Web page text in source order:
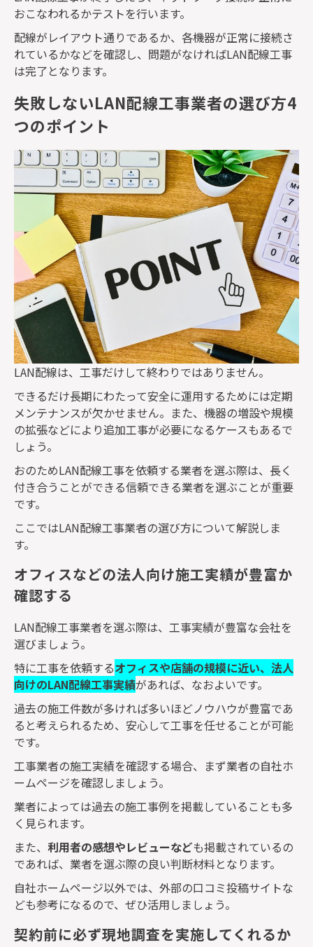
おこなわれるかテストを行います。
配線がレイアウト通りであるか、各機器が正常に接続さ
れているかなどを確認し、問題がなければLAN配線工事
は完了となります。
失敗しないLAN配線工事業者の選び方4
つのポイント
LAN配線は、工事だけして終わりではありません。
できるだけ長期にわたって安全に運用するためには定期
メンテナンスが欠かせません。また、機器の増設や規模
の拡張などにより追加工事が必要になるケースもあるで
しょう。
おのためLAN配線工事を依頼する業者を選ぶ際は、長く
付き合うことができる信頼できる業者を選ぶことが重要
です。
ここではLAN配線工事業者の選び方について解説しま
す。
オフィスなどの法人向け施工実績が豊富か
確認する
LAN配線工事業者を選ぶ際は、工事実績が豊富な会社を
選びましょう。
特に工事を依頼するオフィスや店舗の規模に近い、法人
向けのLAN配線工事実績があれば、なおよいです。
過去の施工件数が多ければ多いほどノウハウが豊富であ
ると考えられるため、安心して工事を任せることが可能
です。
工事業者の施工実績を確認する場合、まず業者の自社ホ
ームページを確認しましょう。
業者によっては過去の施工事例を掲載していることも多
く見られます。
また、 利用者の感想やレビューなども掲載されているの
であれば、業者を選ぶ際の良い判断材料となります。
自社ホームページ以外では、外部の口コミ投稿サイトな
ども参考になるので、ぜひ活用しましょう。
契約前に必ず現地調査を実施してくれるか